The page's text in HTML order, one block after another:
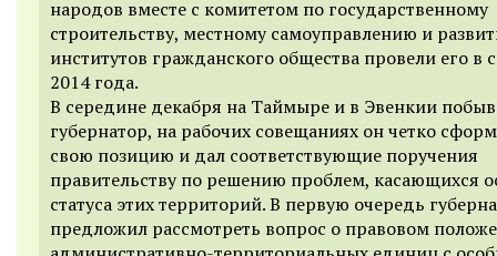
народов вместе с комитетом по государственному
строительству, местному самоуправлению и
институтов гражданского общества провели его в
2014 года.
В середине декабря на Таймыре и в Эвенкии
губернатор, на рабочих совещаниях он четко
свою позицию и дал соответствующие поручения
правительству по решению проблем, касающихся
статуса этих территорий. В первую очередь
предложил рассмотреть вопрос о правовом